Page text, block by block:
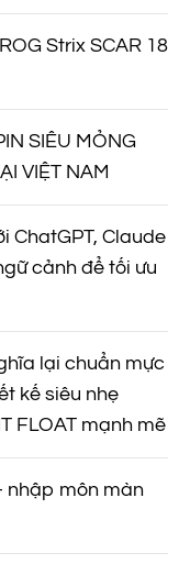
Strix SCAR 18
SIÊU MỎNG
VIỆT NAM
ChatGPT, Claude
cảnh để tối ưu
lại chuẩn mực
kế siêu nhẹ
FLOAT mạnh mẽ
nhập môn màn